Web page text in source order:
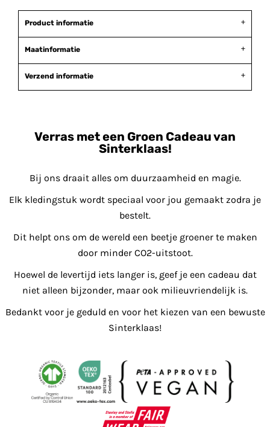
Product informatie
Maatinformatie
Verzend informatie
Verras met een Groen Cadeau van
Sinterklaas!
Bij ons draait alles om duurzaamheid en magie.
Elk kledingstuk wordt speciaal voor jou gemaakt zodra je
bestelt.
Dit helpt ons om de wereld een beetje groener te maken
door minder CO2-uitstoot.
Hoewel de levertijd iets langer is, geef je een cadeau dat
niet alleen bijzonder, maar ook milieuvriendelijk is.
Bedankt voor je geduld en voor het kiezen van een bewuste
Sinterklaas!